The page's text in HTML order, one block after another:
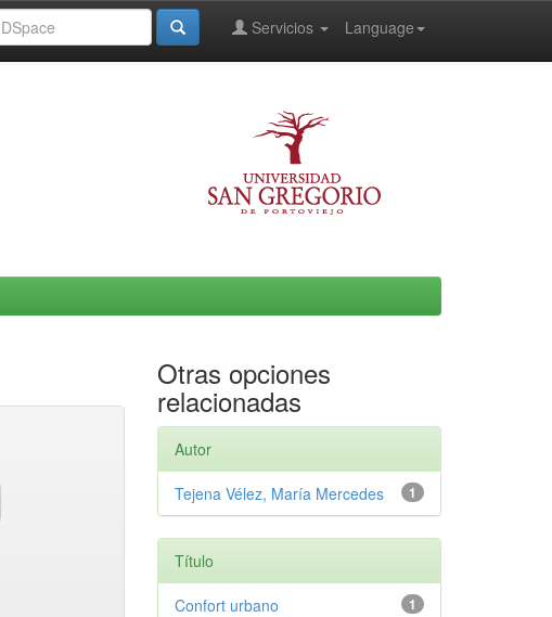
Language
Servicios
Otras opciones
relacionadas
Autor
1
Tejena Vélez, María Mercedes
Título
1
Confort urbano